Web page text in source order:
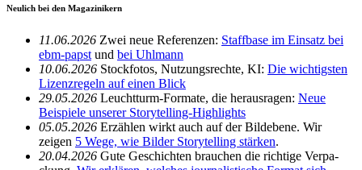
Neulich bei den Magazinikern
11.06.2026 Zwei neue Refe­renzen: Staff­base im Einsatz bei
ebm-papst und bei Uhlmann
10.06.2026 Stock­fotos, Nutzungs­rechte, KI: Die wich­tigsten
Lizenz­re­geln auf einen Blick
29.05.2026 Leucht­turm-Formate, die heraus­ragen: Neue
Beispiele unserer Story­telling-High­lights
05.05.2026 Erzählen wirkt auch auf der Bild­ebene. Wir
zeigen 5 Wege, wie Bilder Story­telling stärken.
20.04.2026 Gute Geschichten brau­chen die rich­tige Verpa­